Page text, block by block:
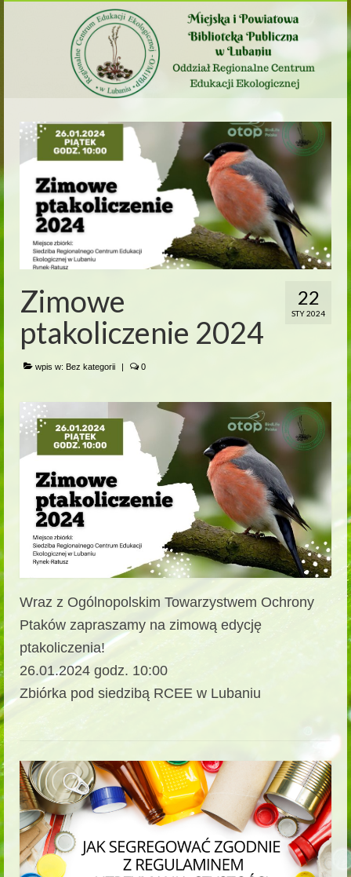
22
STY 2024
Zimowe
ptakoliczenie 2024
wpis w: Bez kategorii | 0
Wraz z Ogólnopolskim Towarzystwem Ochrony
Ptaków zapraszamy na zimową edycję
ptakoliczenia!
26.01.2024 godz. 10:00
Zbiórka pod siedzibą RCEE w Lubaniu